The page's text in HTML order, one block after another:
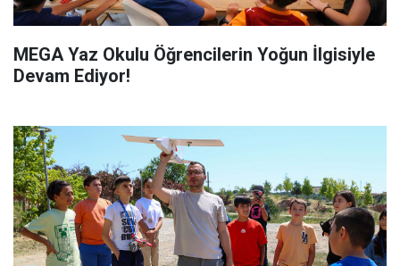
MEGA Yaz Okulu Öğrencilerin Yoğun İlgisiyle
Devam Ediyor!